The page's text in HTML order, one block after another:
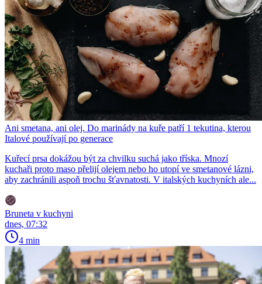
Ani smetana, ani olej. Do marinády na kuře patří 1 tekutina, kterou
Italové používají po generace
Kuřecí prsa dokážou být za chvilku suchá jako tříska. Mnozí
kuchaři proto maso přelijí olejem nebo ho utopí ve smetanové lázni,
aby zachránili aspoň trochu šťavnatosti. V italských kuchyních ale...
Bruneta v kuchyni
dnes, 07:32
4 min